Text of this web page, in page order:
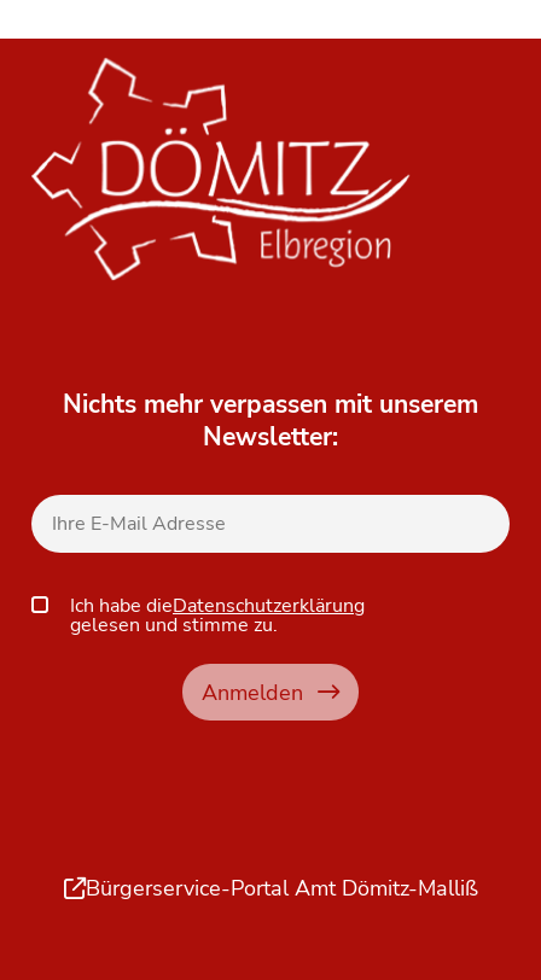
Nichts mehr verpassen mit unserem
Newsletter:
Anmelden
Ich habe dieDatenschutzerklärung
gelesen und stimme zu.
Bürgerservice-Portal Amt Dömitz-Malliß